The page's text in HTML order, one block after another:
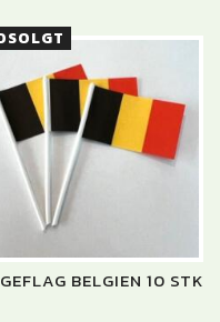
BELGIEN 10 STK